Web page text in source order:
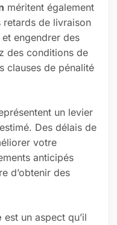
méritent également
retards de livraison
engendrer des
des conditions de
clauses de pénalité
un levier
Des délais de
votre
anticipés
d’obtenir des
est un aspect qu’il